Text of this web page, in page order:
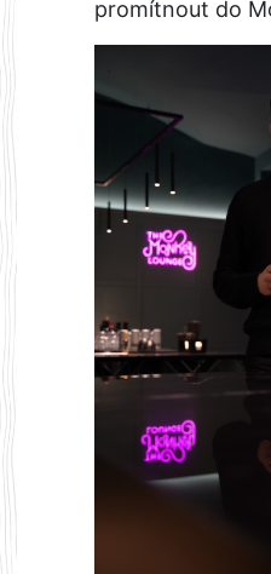
promítnout do